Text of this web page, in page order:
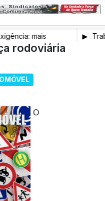
mais
mais SNS
rodoviária
O